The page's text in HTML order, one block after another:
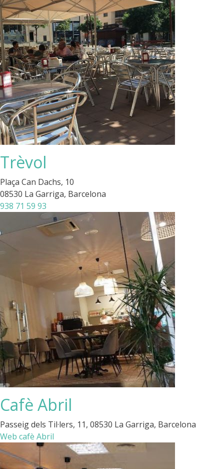
Trèvol
Plaça Can Dachs, 10
08530 La Garriga, Barcelona
938 71 59 93
Cafè Abril
Passeig dels Til·lers, 11, 08530 La Garriga, Barcelona
Web cafè Abril